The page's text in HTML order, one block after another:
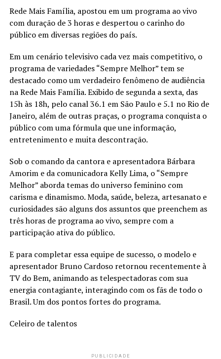
Rede Mais Família, apostou em um programa ao vivo
com duração de 3 horas e despertou o carinho do
público em diversas regiões do país.
Em um cenário televisivo cada vez mais competitivo, o
programa de variedades “Sempre Melhor” tem se
destacado como um verdadeiro fenômeno de audiência
na Rede Mais Família. Exibido de segunda a sexta, das
15h às 18h, pelo canal 36.1 em São Paulo e 5.1 no Rio de
Janeiro, além de outras praças, o programa conquista o
público com uma fórmula que une informação,
entretenimento e muita descontração.
Sob o comando da cantora e apresentadora Bárbara
Amorim e da comunicadora Kelly Lima, o “Sempre
Melhor” aborda temas do universo feminino com
carisma e dinamismo. Moda, saúde, beleza, artesanato e
curiosidades são alguns dos assuntos que preenchem as
três horas de programa ao vivo, sempre com a
participação ativa do público.
E para completar essa equipe de sucesso, o modelo e
apresentador Bruno Cardoso retornou recentemente à
TV do Bem, animando as telespectadoras com sua
energia contagiante, interagindo com os fãs de todo o
Brasil. Um dos pontos fortes do programa.
Celeiro de talentos
PUBLICIDADE